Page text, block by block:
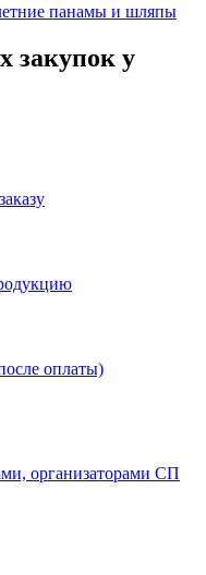
панамы и шляпы
закупок у
оплаты)
организаторами СП